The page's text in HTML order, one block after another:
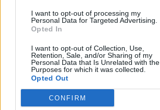
I want to opt-out of processing my
Personal Data for Targeted Advertising.
Opted In
I want to opt-out of Collection, Use,
Retention, Sale, and/or Sharing of my
Personal Data that Is Unrelated with the
Purposes for which it was collected.
Opted Out
CONFIRM